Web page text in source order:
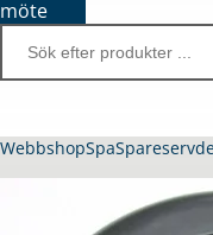
möte
WebbshopSpa